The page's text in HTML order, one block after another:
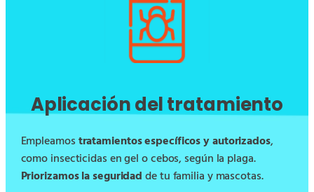
Aplicación del tratamiento
Empleamostratamientos específicos y autorizados,
como insecticidas en gel o cebos, según la plaga.
Priorizamos la seguridadde tu familia y mascotas.